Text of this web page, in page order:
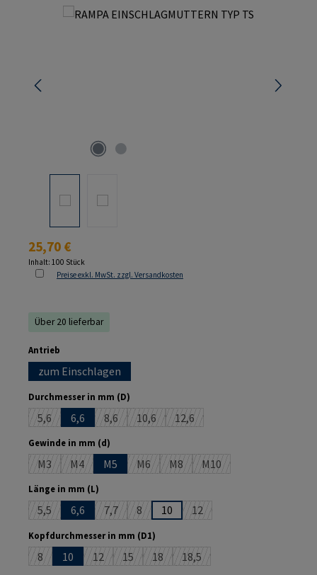
Bildergalerie überspringen
Regulärer Preis:
25,70 €
Inhalt: 100 Stück
Preise exkl. MwSt. zzgl. Versandkosten
Über 20 lieferbar
Antrieb
zum Einschlagen
Durchmesser in mm (D)
5,6(Diese Option ist zurzeit nicht verfügbar.)
6,6 8,6(Diese Option ist zurzeit nicht verfügbar.)
10,6(Diese Option ist zurzeit nicht
12,6(Diese Option ist zurzeit nicht
Gewinde in mm (d)
M3(Diese Option ist zurzeit nicht verfügbar.)
M4(Diese Option ist zurzeit nicht verfügbar.)
M5 M6(Diese Option ist zurzeit nicht verfügbar.)
M8(Diese Option ist zurzeit nicht
M10(Diese Option ist zurzeit
Länge in mm (L)
5,5(Diese Option ist zurzeit nicht verfügbar.)
6,6 7,7(Diese Option ist zurzeit nicht verfügbar.)
8(Diese Option ist zurzeit nicht verfügbar.)
10 12(Diese Option ist zurzeit
Kopfdurchmesser in mm (D1)
8(Diese Option ist zurzeit nicht verfügbar.)
10 12(Diese Option ist zurzeit nicht verfügbar.)
15(Diese Option ist zurzeit nicht verfügbar.)
18(Diese Option ist zurzeit nicht
18,5(Diese Option ist zurzeit